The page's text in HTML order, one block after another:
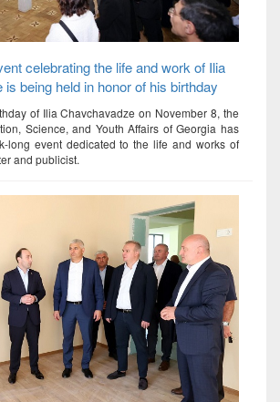
celebrating the life and work of Ilia
being held in honor of his birthday
of Ilia Chavchavadze on November 8, the
Science, and Youth Affairs of Georgia has
long event dedicated to the life and works of
and publicist.